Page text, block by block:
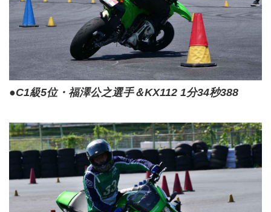
●C1級5位・福澤公之選手＆KX112 1分34秒388